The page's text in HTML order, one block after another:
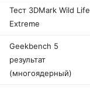
Тест 3DMark Wild Life
Extreme
Geekbench 5
результат
(многоядерный)